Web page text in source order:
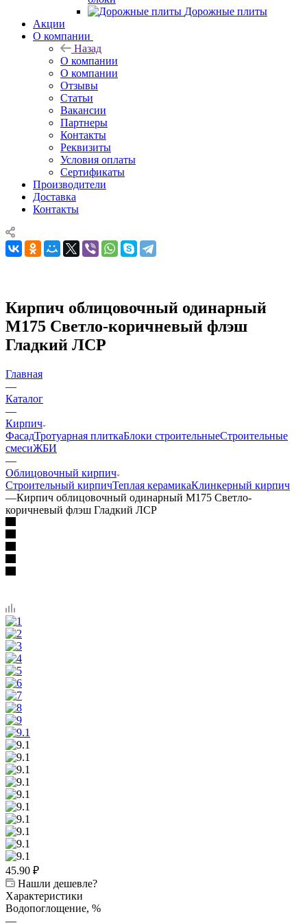
Дорожные плиты
Акции
О компании
Назад
О компании
О компании
Отзывы
Статьи
Вакансии
Партнеры
Контакты
Реквизиты
Условия оплаты
Сертификаты
Производители
Доставка
Контакты
Кирпич облицовочный одинарный
М175 Светло-коричневый флэш
Гладкий ЛСР
Главная
—
Каталог
—
Кирпич
ФасадТротуарная плиткаБлоки строительныеСтроительные
смесиЖБИ
—
Облицовочный кирпич
Строительный кирпичТеплая керамикаКлинкерный кирпич
—Кирпич облицовочный одинарный М175 Светло-
коричневый флэш Гладкий ЛСР
45.90 ₽
Нашли дешевле?
Характеристики
Водопоглощение, %
—